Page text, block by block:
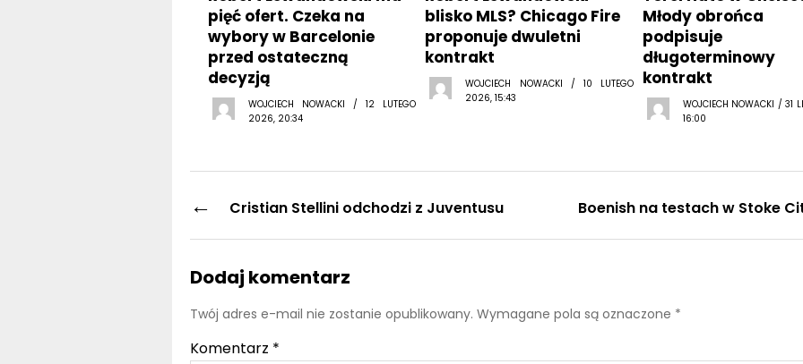
pięć ofert. Czeka na
wybory w Barcelonie
przed ostateczną
decyzją
WOJCIECH NOWACKI / 12 LUTEGO
2026, 20:34
blisko MLS? Chicago Fire
proponuje dwuletni
kontrakt
WOJCIECH NOWACKI / 10 LUTEGO
2026, 15:43
Młody obrońca
podpisuje
długoterminowy
kontrakt
WOJCIECH NOWACKI / 31
16:00
← Cristian Stellini odchodzi z Juventusu Boenish na testach w Stoke
Dodaj komentarz
Twój adres e-mail nie zostanie opublikowany. Wymagane pola są oznaczone *
Komentarz *